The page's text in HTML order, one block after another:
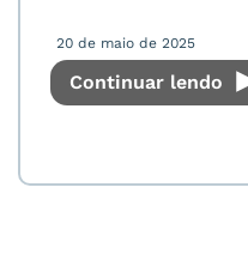
20 de maio de 2025
Continuar lendo